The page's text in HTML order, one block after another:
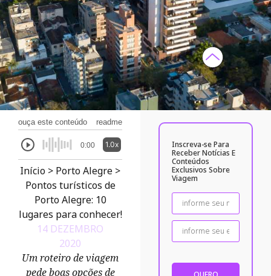
ouça este conteúdo readme
0:00 1.0x
Início > Porto Alegre >
Pontos turísticos de
Porto Alegre: 10
lugares para conhecer!
14 DEZEMBRO
2020
Um roteiro de viagem
pede boas opções de
Inscreva-se Para
Receber Notícias E
Conteúdos
Exclusivos Sobre
Viagem